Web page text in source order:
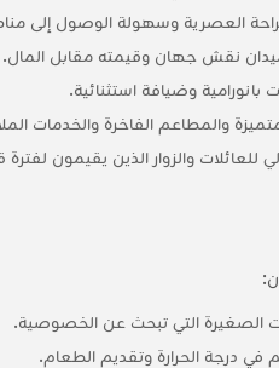
العصرية وسهولة الوصول إلى
نقش جهان وقيمته مقابل المال.
وضيافة استثنائية.
والمطاعم الفاخرة والخدمات
والزوار الذين يقيمون
الصغيرة التي تبحث عن الخصوصية.
في درجة الحرارة وتقديم الطعام.